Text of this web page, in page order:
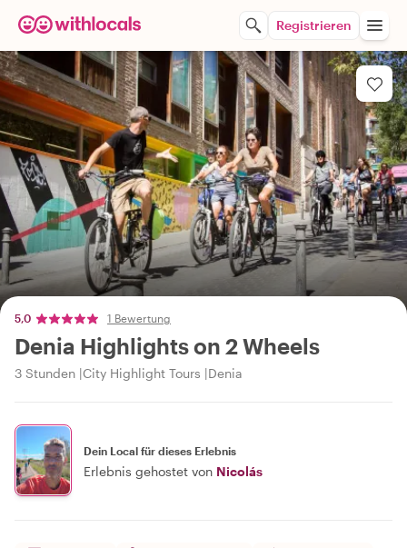
Registrieren
5,0 1 Bewertung
Denia Highlights on 2 Wheels
3 Stunden City Highlight Tours Denia
Dein Local für dieses Erlebnis
Erlebnis gehostet von Nicolás